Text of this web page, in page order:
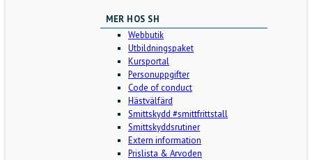
MER HOS SH
Webbutik
Utbildningspaket
Kursportal
Personuppgifter
Code of conduct
Hästvälfärd
Smittskydd #smittfrittstall
Smittskyddsrutiner
Extern information
Prislista & Arvoden